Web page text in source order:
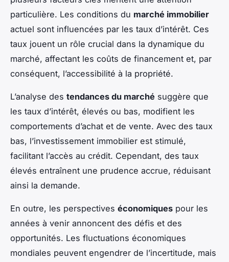
particulière. Les conditions du marché immobilier
actuel sont influencées par les taux d’intérêt. Ces
taux jouent un rôle crucial dans la dynamique du
marché, affectant les coûts de financement et, par
conséquent, l’accessibilité à la propriété.
L’analyse des tendances du marché suggère que
les taux d’intérêt, élevés ou bas, modifient les
comportements d’achat et de vente. Avec des taux
bas, l’investissement immobilier est stimulé,
facilitant l’accès au crédit. Cependant, des taux
élevés entraînent une prudence accrue, réduisant
ainsi la demande.
En outre, les perspectives économiques pour les
années à venir annoncent des défis et des
opportunités. Les fluctuations économiques
mondiales peuvent engendrer de l’incertitude, mais